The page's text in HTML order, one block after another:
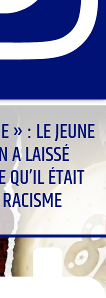
» : LE JEUNE
A LAISSÉ
QU’IL ÉTAIT